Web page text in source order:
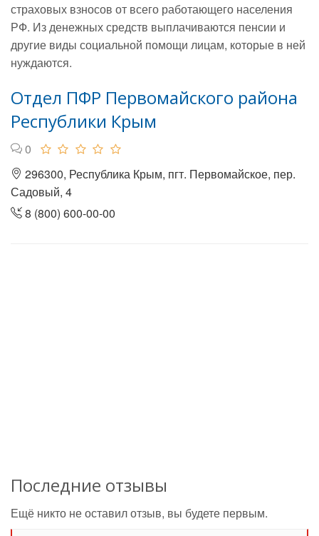
страховых взносов от всего работающего населения
РФ. Из денежных средств выплачиваются пенсии и
другие виды социальной помощи лицам, которые в ней
нуждаются.
Отдел ПФР Первомайского района
Республики Крым
0
296300, Республика Крым, пгт. Первомайское, пер.
Садовый, 4
8 (800) 600-00-00
Последние отзывы
Ещё никто не оставил отзыв, вы будете первым.